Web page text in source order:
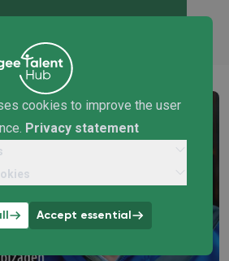
cookies to improve the user
Privacy statement
Accept essential